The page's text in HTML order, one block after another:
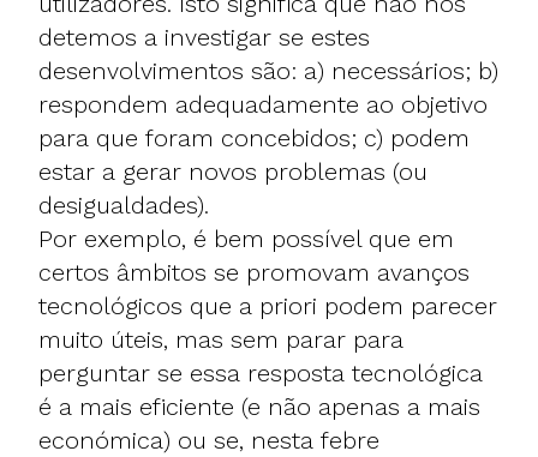
detemos a investigar se estes
desenvolvimentos são: a) necessários; b)
respondem adequadamente ao objetivo
para que foram concebidos; c) podem
estar a gerar novos problemas (ou
desigualdades).
Por exemplo, é bem possível que em
certos âmbitos se promovam avanços
tecnológicos que a priori podem parecer
muito úteis, mas sem parar para
perguntar se essa resposta tecnológica
é a mais eficiente (e não apenas a mais
económica) ou se, nesta febre